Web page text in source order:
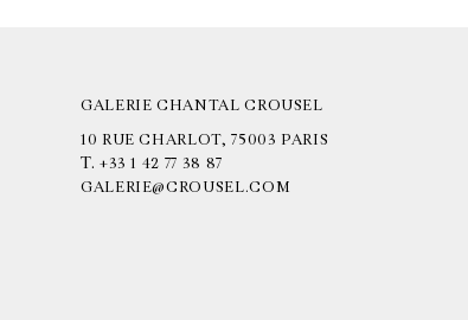
GALERIE CHANTAL CROUSEL
10 RUE CHARLOT, 75003 PARIS
T. +33 1 42 77 38 87
GALERIE@CROUSEL.COM